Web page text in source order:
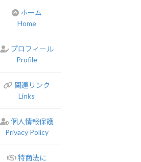
ホーム
Home
プロフィール
Profile
関連リンク
Links
個人情報保護
Privacy Policy
特商法に